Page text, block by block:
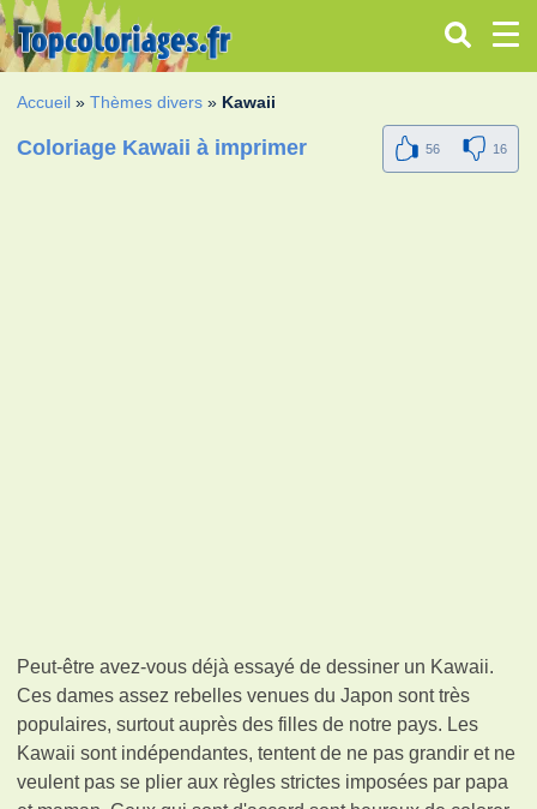
Accueil »Thèmes divers » Kawaii
Coloriage Kawaii à imprimer 56 16
Peut-être avez-vous déjà essayé de dessiner un Kawaii.
Ces dames assez rebelles venues du Japon sont très
populaires, surtout auprès des filles de notre pays. Les
Kawaii sont indépendantes, tentent de ne pas grandir et ne
veulent pas se plier aux règles strictes imposées par papa